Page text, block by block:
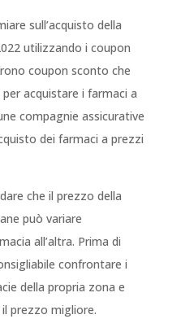
sull’acquisto della
utilizzando i coupon
coupon sconto che
acquistare i farmaci a
compagnie assicurative
dei farmaci a prezzi
che il prezzo della
può variare
all’altra. Prima di
confrontare i
della propria zona e
prezzo migliore.